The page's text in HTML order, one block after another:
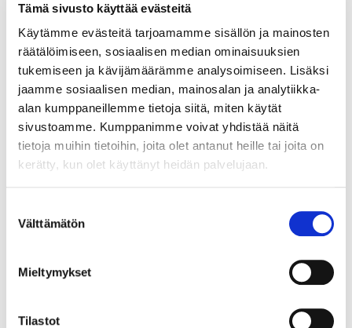
Tämä sivusto käyttää evästeitä
Käytämme evästeitä tarjoamamme sisällön ja mainosten
räätälöimiseen, sosiaalisen median ominaisuuksien
tukemiseen ja kävijämäärämme analysoimiseen. Lisäksi
jaamme sosiaalisen median, mainosalan ja analytiikka-
alan kumppaneillemme tietoja siitä, miten käytät
sivustoamme. Kumppanimme voivat yhdistää näitä
tietoja muihin tietoihin, joita olet antanut heille tai joita on
kerätty, kun olet käyttänyt heidän palvelujaan.
valinta
Välttämätön
Mieltymykset
Tilastot
Määrä pakkauksessa:
1
Yksikkö:
Minimi toimituserä: 1